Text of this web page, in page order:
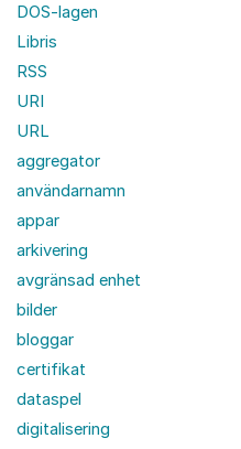
DOS-lagen
Libris
RSS
URI
URL
aggregator
användarnamn
appar
arkivering
avgränsad enhet
bilder
bloggar
certifikat
dataspel
digitalisering